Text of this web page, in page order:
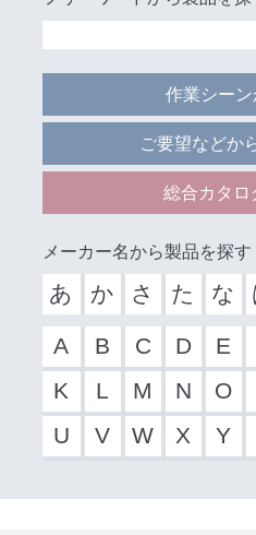
作業シー
ご要望などか
総合カタロ
メーカー名から製品を探す
あ か さ た な
A B C D E
K
L M N O
U
V W X Y